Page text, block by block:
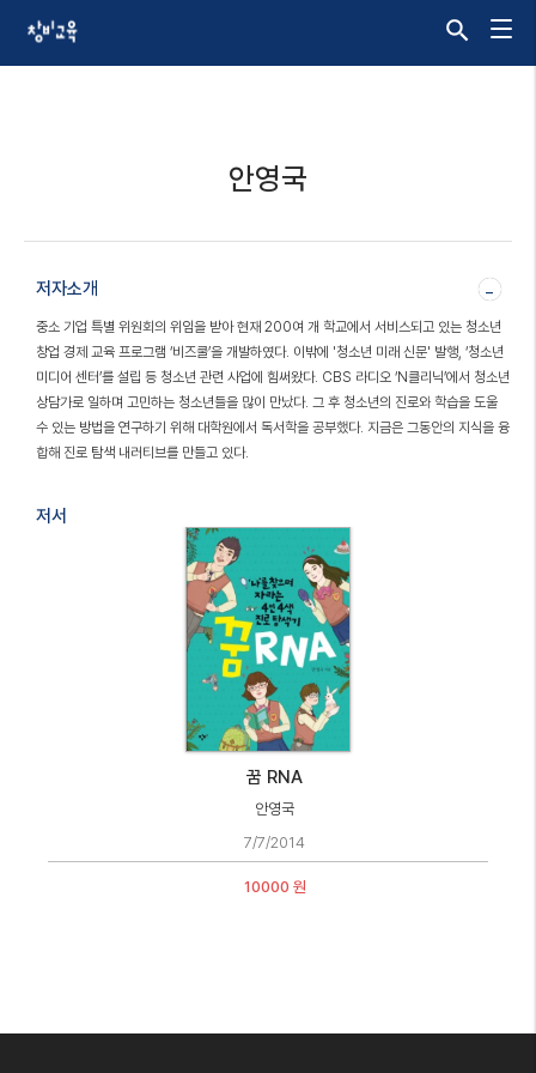
안영국
-
저자소개
중소 기업 특별 위원회의 위임을 받아 현재 200여 개 학교에서 서비스되고 있는 청소년
창업 경제 교육 프로그램 ‘비즈쿨’을 개발하였다. 이밖에 '청소년 미래 신문' 발행, ‘청소년
미디어 센터’를 설립 등 청소년 관련 사업에 힘써왔다. CBS 라디오 ‘N클리닉’에서 청소년
상담가로 일하며 고민하는 청소년들을 많이 만났다. 그 후 청소년의 진로와 학습을 도울
수 있는 방법을 연구하기 위해 대학원에서 독서학을 공부했다. 지금은 그동안의 지식을 융
합해 진로 탐색 내러티브를 만들고 있다.
저서
꿈 RNA
안영국
7/7/2014
10000 원